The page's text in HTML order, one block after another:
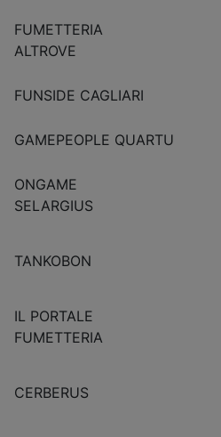
FUMETTERIA
ALTROVE
FUNSIDE CAGLIARI
GAMEPEOPLE QUARTU
ONGAME
SELARGIUS
TANKOBON
IL PORTALE
FUMETTERIA
CERBERUS